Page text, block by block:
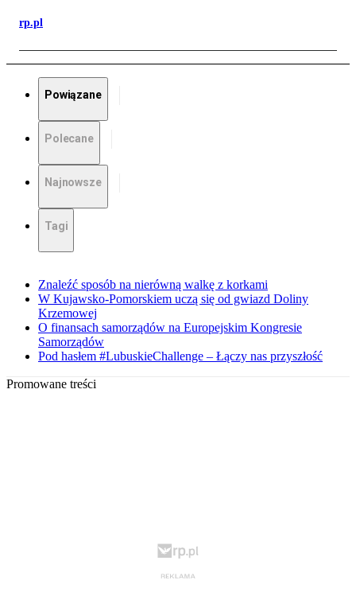
rp.pl
Powiązane
Polecane
Najnowsze
Tagi
Znaleźć sposób na nierówną walkę z korkami
W Kujawsko-Pomorskiem uczą się od gwiazd Doliny
Krzemowej
O finansach samorządów na Europejskim Kongresie
Samorządów
Pod hasłem #LubuskieChallenge – Łączy nas przyszłość
Promowane treści